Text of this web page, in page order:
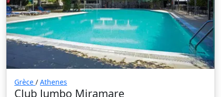
Grèce / Athenes
Club Jumbo Miramare